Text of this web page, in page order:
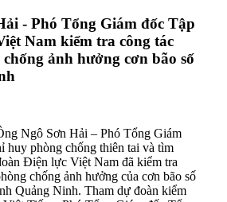
- Phó Tổng Giám đốc Tập
Nam kiểm tra công tác
ảnh hưởng cơn bão số
Ngô Sơn Hải – Phó Tổng Giám
huy phòng chống thiên tai và tìm
Điện lực Việt Nam đã kiểm tra
chống ảnh hưởng của cơn bão số
Quảng Ninh. Tham dự đoàn kiểm